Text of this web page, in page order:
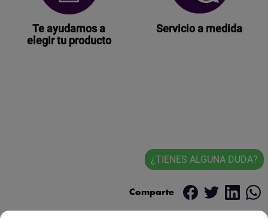
Te ayudamos a
elegir tu producto
Servicio a medida
¿TIENES ALGUNA DUDA?
Comparte